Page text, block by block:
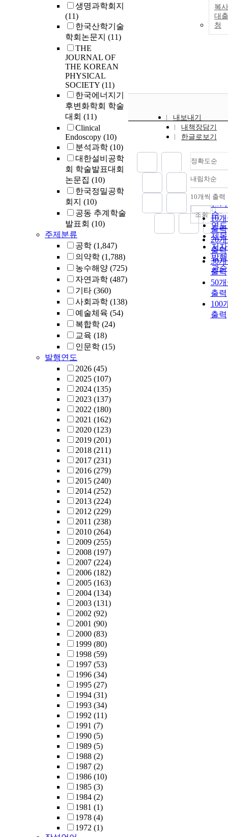
생명과학회지
(11)
한국산학기술
학회논문지 (11)
THE
JOURNAL OF
THE KOREAN
PHYSICAL
SOCIETY (11)
한국에너지기
후변화학회 학술
대회 (11)
Clinical
Endoscopy (10)
분석과학 (10)
대한설비공학
회 학술발표대회
논문집 (10)
한국정밀공학
회지 (10)
공동 추계학술
발표회 (10)
주제분류
공학 (1,847)
의약학 (1,788)
농수해양 (725)
자연과학 (487)
기타 (360)
사회과학 (138)
예술체육 (54)
복합학 (24)
교육 (18)
인문학 (15)
발행연도
2026 (45)
2025 (107)
2024 (135)
2023 (137)
2022 (180)
2021 (162)
2020 (123)
2019 (201)
2018 (211)
2017 (231)
2016 (279)
2015 (240)
2014 (252)
2013 (224)
2012 (229)
2011 (238)
2010 (264)
2009 (255)
2008 (197)
2007 (224)
2006 (182)
2005 (163)
2004 (134)
2003 (131)
2002 (92)
2001 (90)
2000 (83)
1999 (80)
1998 (59)
1997 (53)
1996 (34)
1995 (27)
1994 (31)
1993 (34)
1992 (11)
1991 (7)
1990 (5)
1989 (5)
1988 (2)
1987 (2)
1986 (10)
1985 (3)
1984 (2)
1981 (1)
1978 (4)
1972 (1)
복
대
청
내보내기
내책장담기
한글로보기
정확도순
정
순
인
순
연
제
저
발
관순
내림차순
내
10개씩 출력
10
출력
20
출력
30
출력
50
출력
100
출력
조회